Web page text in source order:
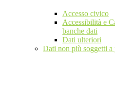
Accesso civico
Accessibilità e
banche dati
Dati ulteriori
Dati non più soggetti